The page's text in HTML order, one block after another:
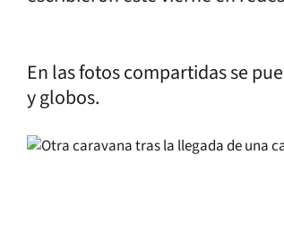
En las fotos compartidas se
y globos.